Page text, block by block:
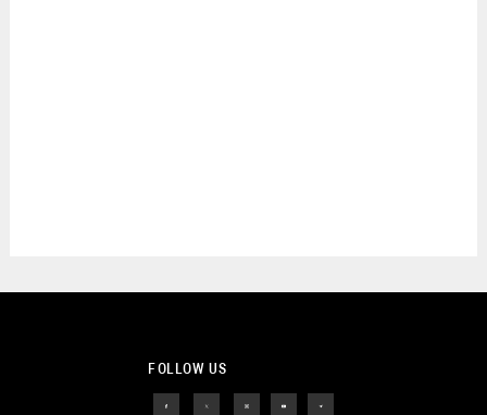
FOLLOW US